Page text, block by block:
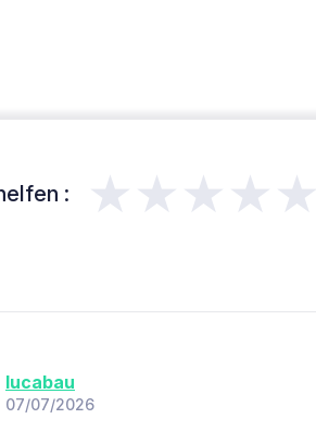
: ★★★★★
lucabau
07/07/2026